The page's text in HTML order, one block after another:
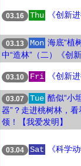
03.16 Thu 《创新
03.13 Mon 海底“植
中“造林”（二）《创
03.10 Fri 《创新
03.07 Tue 酷似“小
器”？走进桃树林，
领！【我爱发明】
03.04 Sat 《科学